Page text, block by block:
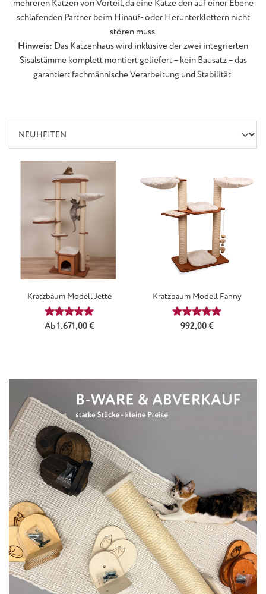
mehreren Katzen von Vorteil, da eine Katze den auf einer Ebene
schlafenden Partner beim Hinauf- oder Herunterklettern nicht
stören muss.
Hinweis: Das Katzenhaus wird inklusive der zwei integrierten
Sisalstämme komplett montiert geliefert – kein Bausatz – das
garantiert fachmännische Verarbeitung und Stabilität.
Kratzbaum Modell Jette
Durchschnittliche Bewertung von 5 von 5 Sternen
Regulärer Preis:
Ab1.671,00 €
Kratzbaum Modell Fanny
Durchschnittliche
Regulärer Preis:
992,00 €